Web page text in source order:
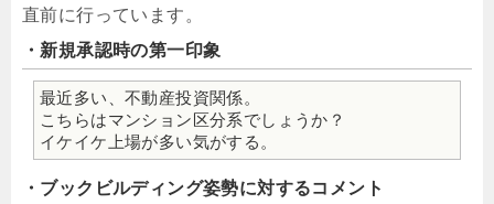
直前に行っています。
・新規承認時の第一印象
最近多い、不動産投資関係。
こちらはマンション区分系でしょうか？
イケイケ上場が多い気がする。
・ブックビルディング姿勢に対するコメント